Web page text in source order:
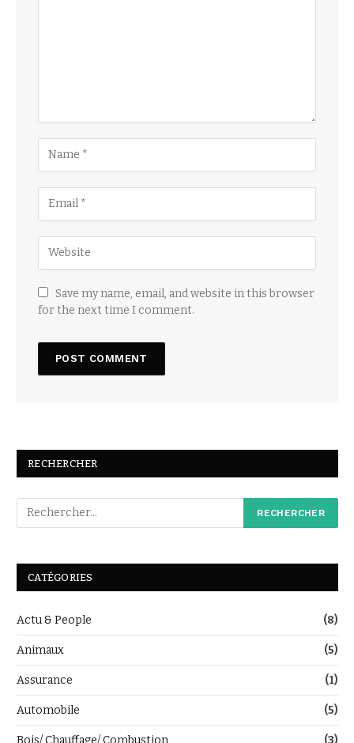
Save my name, email, and website in this browser
for the next time I comment.
RECHERCHER
CATÉGORIES
Actu & People (8)
Animaux (5)
Assurance (1)
Automobile (5)
Bois/ Chauffage/ Combustion (3)